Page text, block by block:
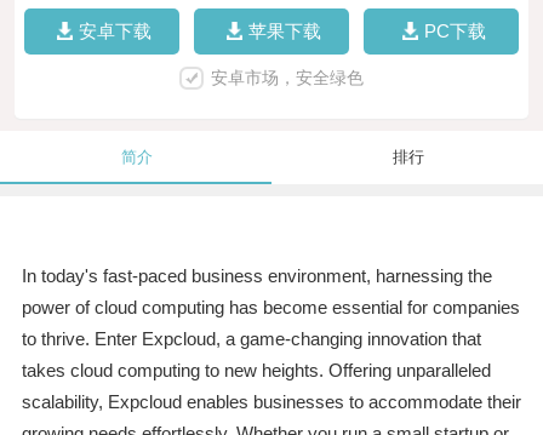
安卓下载 苹果下载 PC下载
安卓市场，安全绿色
简介 排行
In today's fast-paced business environment, harnessing the
power of cloud computing has become essential for companies
to thrive. Enter Expcloud, a game-changing innovation that
takes cloud computing to new heights. Offering unparalleled
scalability, Expcloud enables businesses to accommodate their